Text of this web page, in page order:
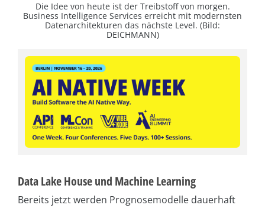
Die Idee von heute ist der Treibstoff von morgen.
Business Intelligence Services erreicht mit modernsten
Datenarchitekturen das nächste Level. (Bild:
DEICHMANN)
Data Lake House und Machine Learning
Bereits jetzt werden Prognosemodelle dauerhaft